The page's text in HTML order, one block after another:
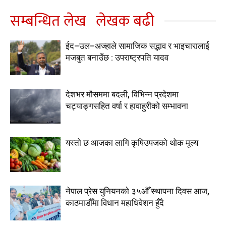
सम्बन्धित लेख लेखक बढी
ईद–उल–अज्हाले सामाजिक सद्भाव र भाइचारालाई
मजबुत बनाउँछ : उपराष्ट्रपति यादव
देशभर मौसममा बदली, विभिन्न प्रदेशमा
चट्याङ्गसहित वर्षा र हावाहुरीको सम्भावना
यस्तो छ आजका लागि कृषिउपजको थोक मूल्य
नेपाल प्रेस युनियनको ३५औँ स्थापना दिवस आज,
काठमाडौँमा विधान महाधिवेशन हुँदै